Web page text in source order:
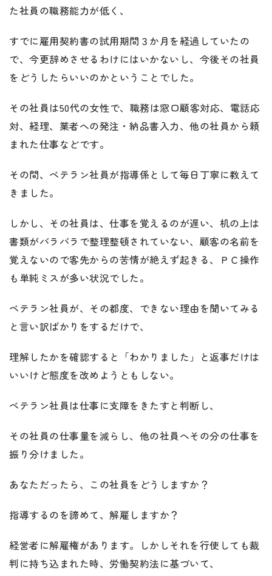
た社員の職務能力が低く、
すでに雇用契約書の試用期間３か月を経過していたの
で、今更辞めさせるわけにはいかないし、今後その社員
をどうしたらいいのかということでした。
その社員は50代の女性で、職務は窓口顧客対応、電話応
対、経理、業者への発注・納品書入力、他の社員から頼
まれた仕事などです。
その間、ベテラン社員が指導係として毎日丁寧に教えて
きました。
しかし、その社員は、仕事を覚えるのが遅い、机の上は
書類がバラバラで整理整頓されていない、顧客の名前を
覚えないので客先からの苦情が絶えず起きる、ＰＣ操作
も単純ミスが多い状況でした。
ベテラン社員が、その都度、できない理由を聞いてみる
と言い訳ばかりをするだけで、
理解したかを確認すると「わかりました」と返事だけは
いいけど態度を改めようともしない。
ベテラン社員は仕事に支障をきたすと判断し、
その社員の仕事量を減らし、他の社員へその分の仕事を
振り分けました。
あなただったら、この社員をどうしますか？
指導するのを諦めて、解雇しますか？
経営者に解雇権があります。しかしそれを行使しても裁
判に持ち込まれた時、労働契約法に基づいて、